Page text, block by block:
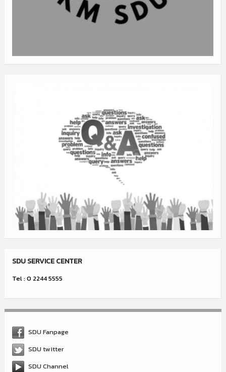
SDU SERVICE CENTER
Tel : 0 2244 5555
SDU Fanpage
SDU twitter
SDU Channel